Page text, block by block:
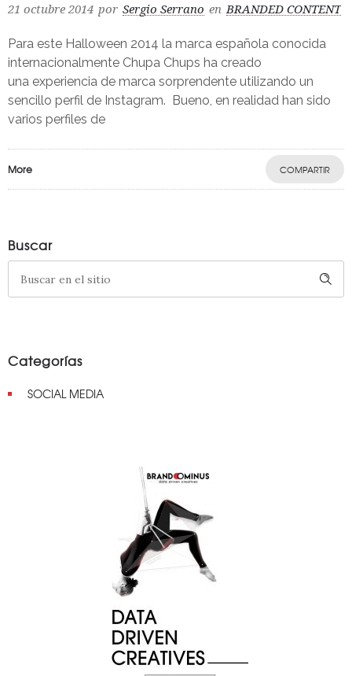
21 octubre 2014 por Sergio Serrano en BRANDED CONTENT
Para este Halloween 2014 la marca española conocida
internacionalmente Chupa Chups ha creado
una experiencia de marca sorprendente utilizando un
sencillo perfil de Instagram. Bueno, en realidad han sido
varios perfiles de
More COMPARTIR
Buscar
Categorías
SOCIAL MEDIA